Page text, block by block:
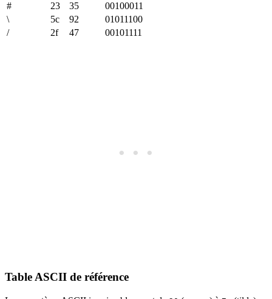
#
23 35
00100011
\
5c 92
01011100
/
2f 47 00101111
Table ASCII de référence